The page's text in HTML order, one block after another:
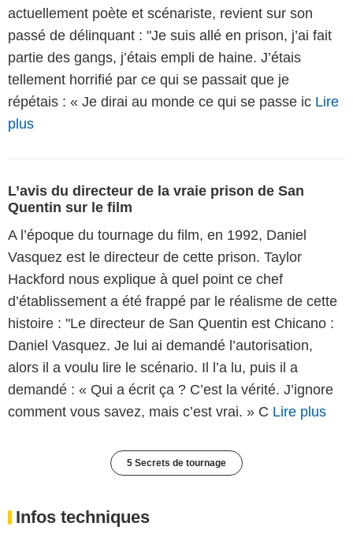
actuellement poète et scénariste, revient sur son
passé de délinquant : "Je suis allé en prison, j’ai fait
partie des gangs, j’étais empli de haine. J’étais
tellement horrifié par ce qui se passait que je
répétais : « Je dirai au monde ce qui se passe ic Lire
plus
L’avis du directeur de la vraie prison de San
Quentin sur le film
A l’époque du tournage du film, en 1992, Daniel
Vasquez est le directeur de cette prison. Taylor
Hackford nous explique à quel point ce chef
d’établissement a été frappé par le réalisme de cette
histoire : "Le directeur de San Quentin est Chicano :
Daniel Vasquez. Je lui ai demandé l’autorisation,
alors il a voulu lire le scénario. Il l’a lu, puis il a
demandé : « Qui a écrit ça ? C’est la vérité. J’ignore
comment vous savez, mais c’est vrai. » C Lire plus
5 Secrets de tournage
Infos techniques